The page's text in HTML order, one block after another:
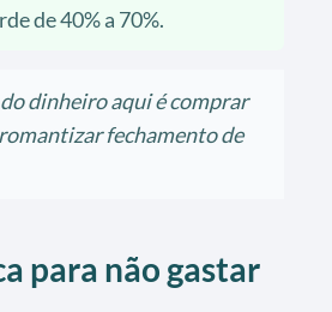
de 40% a 70%.
dinheiro aqui é comprar
fechamento de
para não gastar